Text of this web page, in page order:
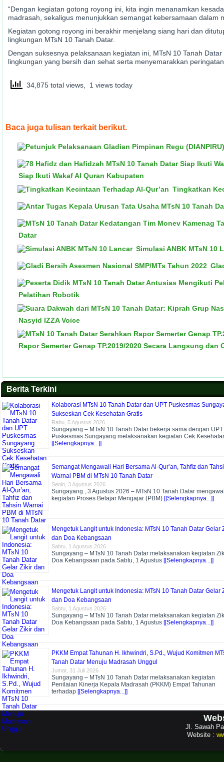
“Dengan kegiatan gotong royong ini, kita ingin menanamkan
madrasah, sekaligus menunjukkan semangat kebersamaan dalam
Kegiatan gotong royong ini berakhir menjelang siang hari dan
lingkungan MTsN 10 Tanah Datar.
Dengan suksesnya pelaksanaan kegiatan ini, MTsN 10 Tanah
lingkungan yang bersih dan sehat serta menyemarakkan
34,875 total views, 1 views today
Baca juga tulisan terkait berikut.
Siap Ikuti Wakaf Al Quran Kabupaten
Tingkatkan
Datar
Simulasi ANBK MTsN 10
Pelatihan Robotik
Nasyid IZZA Voice
Rapor Semerter Genap TP.2019/2020 Secara Langsung dan
Berita Terkini
Kolaborasi MTsN 10 Tanah Datar dan UPT Puskesmas
Sukseskan Cek Kesehatan Gratis
Rabu, 5 Agustus 2026
Sungayang – MTsN 10 Tanah Datar bekerja sama dengan UPT
Puskesmas Sungayang melaksanakan kegiatan Cek
[[Selengkapnya...]]
Semangat Mengawali Hari Bersama Al-Qur’an, Tahfiz dan
Warnai PBM di MTsN 10 Tanah Datar
Senin, 3 Agustus 2026
Sungayang , 3 Agustus 2026 – MTsN 10 Tanah Datar
kegiatan Proses Belajar Mengajar (PBM) [[Selengkapnya...]]
Mengetuk Langit untuk Indonesia: MTsN 10 Tanah Datar Gelar
dan Doa Kebangsaan
Sabtu, 1 Agustus 2026
Sungayang – MTsN 10 Tanah Datar melaksanakan kegiatan
Doa Kebangsaan pada Sabtu, 1 Agustus [[Selengkapnya...]]
Mengetuk Langit untuk Indonesia: MTsN 10 Tanah Datar Gelar
dan Doa Kebangsaan
Sabtu, 1 Agustus 2026
Sungayang – MTsN 10 Tanah Datar melaksanakan kegiatan
Doa Kebangsaan pada Sabtu, 1 Agustus [[Selengkapnya...]]
PKKM Empat Tahunan H. Ikhwindri, S.Pd., Wujud Komitmen
Tanah Datar Menuju Madrasah Unggul
Jumat, 31 Juli 2026
Sungayang – MTsN 10 Tanah Datar melaksanakan kegiatan
Penilaian Kinerja Kepala Madrasah (PKKM) Empat Tahunan
terhadap [[Selengkapnya...]]
Jl. Sawah
Website :